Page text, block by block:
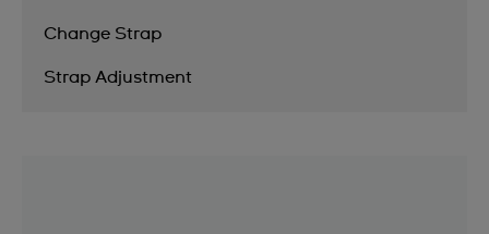
Change Strap
Strap Adjustment